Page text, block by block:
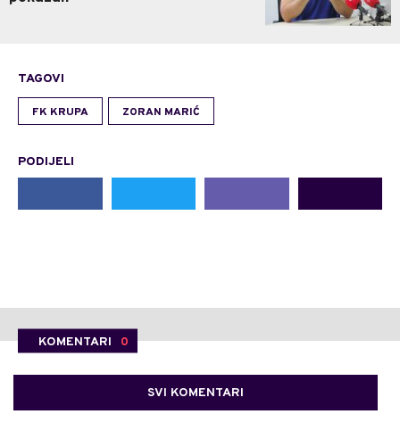
TAGOVI
FK KRUPA ZORAN MARIĆ
PODIJELI
KOMENTARI 0
SVI KOMENTARI